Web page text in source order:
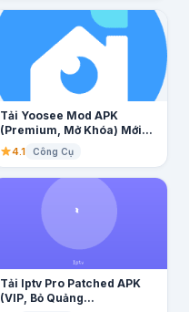
Tải Yoosee Mod APK
(Premium, Mở Khóa) Mới...
4.1 Công Cụ
Tải Iptv Pro Patched APK
(VIP, Bỏ Quảng...